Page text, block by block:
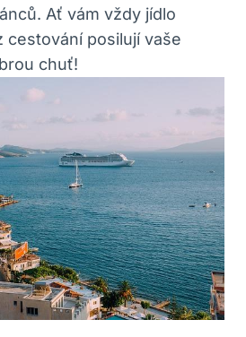
Ať vám vždy jídlo
cestování posilují vaše
chuť!